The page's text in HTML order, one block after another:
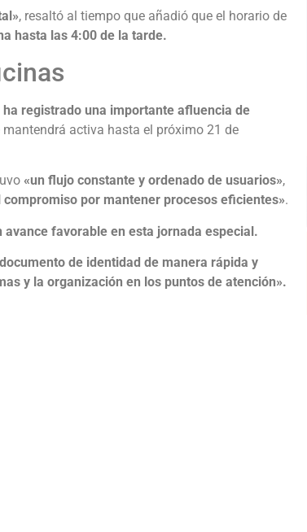
, resaltó al tiempo que añadió que el horario de
hasta las 4:00 de la tarde.
ha registrado una importante afluencia de
activa hasta el próximo 21 de
«un flujo constante y ordenado de usuarios»,
por mantener procesos eficientes».
avance favorable en esta jornada especial.
de identidad de manera rápida y
y la organización en los puntos de atención».